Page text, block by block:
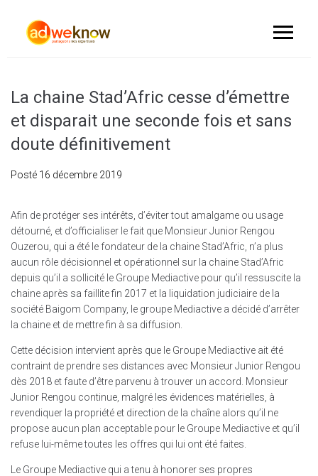
La chaine Stad’Afric cesse d’émettre
et disparait une seconde fois et sans
doute définitivement
Posté 16 décembre 2019
Afin de protéger ses intérêts, d’éviter tout amalgame ou usage
détourné, et d’officialiser le fait que Monsieur Junior Rengou
Ouzerou, qui a été le fondateur de la chaine Stad’Afric, n’a plus
aucun rôle décisionnel et opérationnel sur la chaine Stad’Afric
depuis qu’il a sollicité le Groupe Mediactive pour qu’il ressuscite la
chaine après sa faillite fin 2017 et la liquidation judiciaire de la
société Baigom Company, le groupe Mediactive a décidé d’arrêter
la chaine et de mettre fin à sa diffusion.
Cette décision intervient après que le Groupe Mediactive ait été
contraint de prendre ses distances avec Monsieur Junior Rengou
dès 2018 et faute d’être parvenu à trouver un accord. Monsieur
Junior Rengou continue, malgré les évidences matérielles, à
revendiquer la propriété et direction de la chaîne alors qu’il ne
propose aucun plan acceptable pour le Groupe Mediactive et qu’il
refuse lui-même toutes les offres qui lui ont été faites.
Le Groupe Mediactive qui a tenu à honorer ses propres